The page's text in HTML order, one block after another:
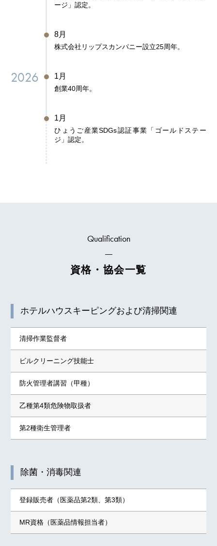
ージ」認定。
8月
株式会社リップスカンパニー設立25周年。
2026 1月
創業40周年。
1月
ひょうご産業SDGs認証事業「ゴールドステー
ジ」認定。
Qualification
資格・協会一覧
ホテルハウスキーピングおよび清掃関連
清掃作業監督者
ビルクリーニング技能士
防火管理者講習（甲種）
乙種第4類危険物取扱者
第2種衛生管理者
除菌・消毒関連
登録販売者（医薬品第2類、第3類）
MR資格（医薬品情報担当者）